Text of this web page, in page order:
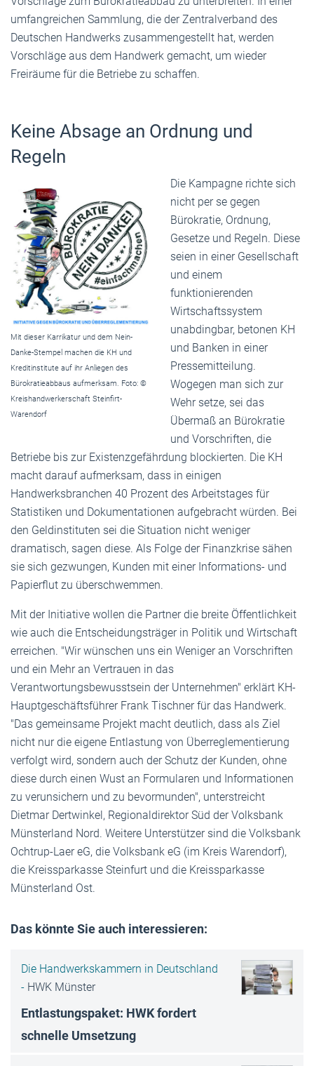
umfangreichen Sammlung, die der Zentralverband des
Deutschen Handwerks zusammengestellt hat, werden
Vorschläge aus dem Handwerk gemacht, um wieder
Freiräume für die Betriebe zu schaffen.
Keine Absage an Ordnung und
Regeln
Mit dieser Karrikatur und dem Nein-
Danke-Stempel machen die KH und
Kreditinstitute auf ihr Anliegen des
Bürokratieabbaus aufmerksam. Foto: ©
Kreishandwerkerschaft Steinfirt-
Warendorf
Die Kampagne richte sich
nicht per se gegen
Bürokratie, Ordnung,
Gesetze und Regeln. Diese
seien in einer Gesellschaft
und einem
funktionierenden
Wirtschaftssystem
unabdingbar, betonen KH
und Banken in einer
Pressemitteilung.
Wogegen man sich zur
Wehr setze, sei das
Übermaß an Bürokratie
und Vorschriften, die
Betriebe bis zur Existenzgefährdung blockierten. Die KH
macht darauf aufmerksam, dass in einigen
Handwerksbranchen 40 Prozent des Arbeitstages für
Statistiken und Dokumentationen aufgebracht würden. Bei
den Geldinstituten sei die Situation nicht weniger
dramatisch, sagen diese. Als Folge der Finanzkrise sähen
sie sich gezwungen, Kunden mit einer Informations- und
Papierflut zu überschwemmen.
Mit der Initiative wollen die Partner die breite Öffentlichkeit
wie auch die Entscheidungsträger in Politik und Wirtschaft
erreichen. "Wir wünschen uns ein Weniger an Vorschriften
und ein Mehr an Vertrauen in das
Verantwortungsbewusstsein der Unternehmen" erklärt KH-
Hauptgeschäftsführer Frank Tischner für das Handwerk.
"Das gemeinsame Projekt macht deutlich, dass als Ziel
nicht nur die eigene Entlastung von Überreglementierung
verfolgt wird, sondern auch der Schutz der Kunden, ohne
diese durch einen Wust an Formularen und Informationen
zu verunsichern und zu bevormunden", unterstreicht
Dietmar Dertwinkel, Regionaldirektor Süd der Volksbank
Münsterland Nord. Weitere Unterstützer sind die Volksbank
Ochtrup-Laer eG, die Volksbank eG (im Kreis Warendorf),
die Kreissparkasse Steinfurt und die Kreissparkasse
Münsterland Ost.
Das könnte Sie auch interessieren:
Die Handwerkskammern in Deutschland
- HWK Münster
Entlastungspaket: HWK fordert
schnelle Umsetzung